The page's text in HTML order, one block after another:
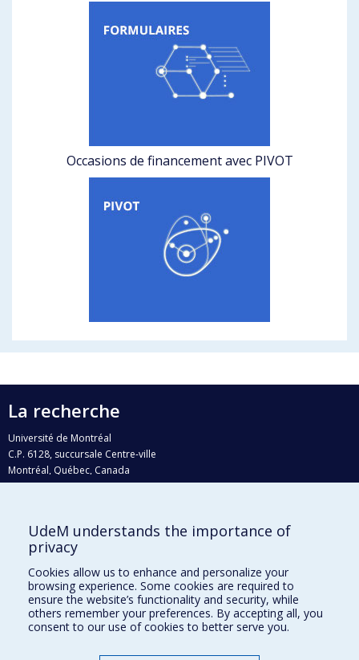
Occasions de financement avec PIVOT
La recherche
Université de Montréal
C.P. 6128, succursale Centre-ville
Montréal, Québec, Canada
H3C 3J7
Qui fait quoi?
Nous trouver
Plan du site
Accessibilité
UdeM understands the importance of
privacy
Cookies allow us to enhance and personalize your
browsing experience. Some cookies are required to
ensure the website’s functionality and security, while
others remember your preferences. By accepting all, you
consent to our use of cookies to better serve you.